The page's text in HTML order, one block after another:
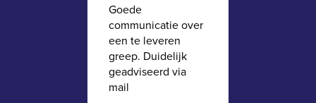
Goede
communicatie over
een te leveren
greep. Duidelijk
geadviseerd via
mail